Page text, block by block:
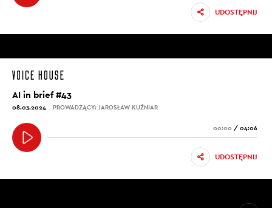
UDOSTĘPNIJ
AI in brief #43
08.03.2024 PROWADZĄCY: JAROSŁAW KUŹNIAR
00:00 / 04:06
UDOSTĘPNIJ